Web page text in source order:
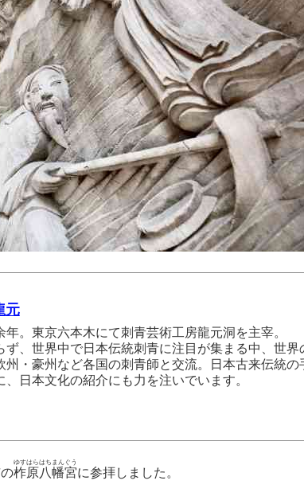
元
年。東京六本木にて刺青芸術工房龍元洞を主宰。
ず、世界中で日本伝統刺青に注目が集まる中、世
州・豪州など各国の刺青師と交流。日本古来伝統の
、日本文化の紹介にも力を注いでいます。
柞原八幡宮
ゆすはらはちまんぐう
に参拝しました。